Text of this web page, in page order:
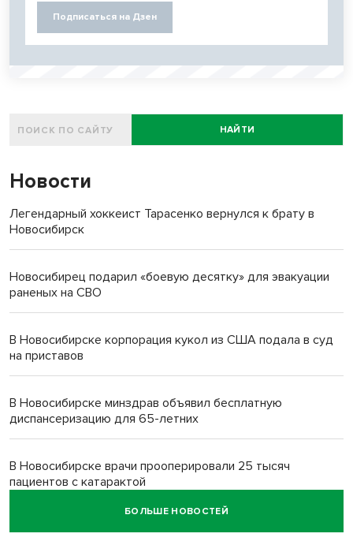
Подписаться на Дзен
НАЙТИ
Новости
Легендарный хоккеист Тарасенко вернулся к брату в
Новосибирск
Новосибирец подарил «боевую десятку» для эвакуации
раненых на СВО
В Новосибирске корпорация кукол из США подала в суд
на приставов
В Новосибирске минздрав объявил бесплатную
диспансеризацию для 65-летних
В Новосибирске врачи прооперировали 25 тысяч
пациентов с катарактой
БОЛЬШЕ НОВОСТЕЙ